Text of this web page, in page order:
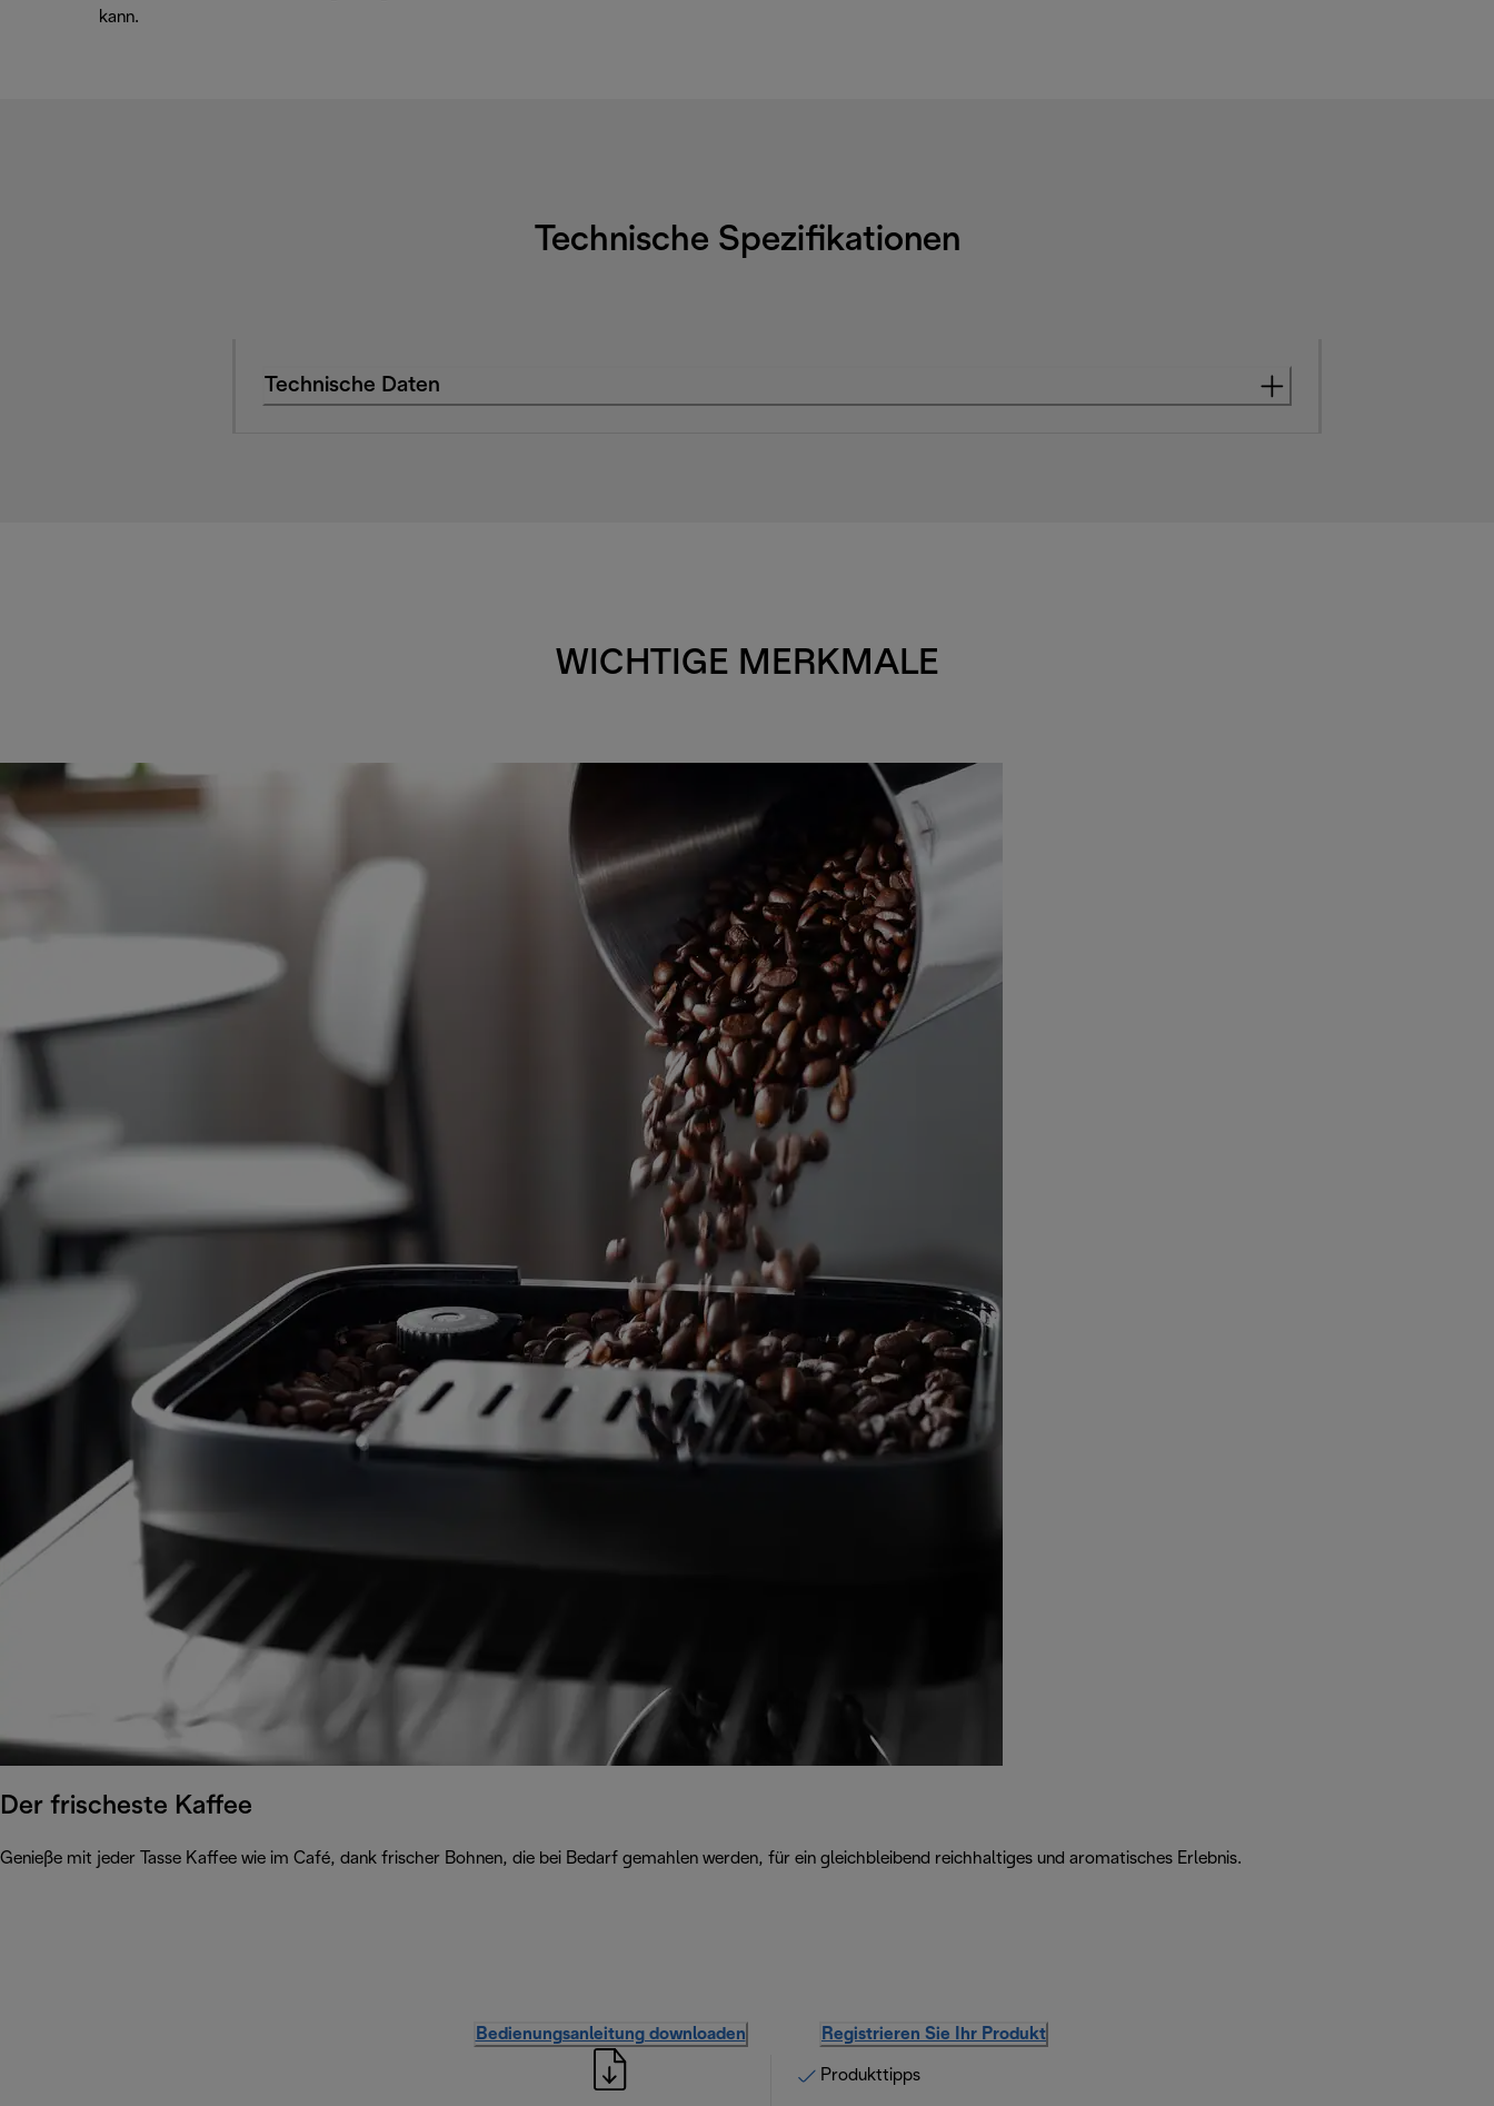
kann.
Technische Spezifikationen
Technische Daten
WICHTIGE MERKMALE
Der frischeste Kaffee
Genieße mit jeder Tasse Kaffee wie im Café, dank frischer Bohnen, die bei Bedarf gemahlen werden, für ein gleichbleibend reichhaltiges und aromatisches Erlebnis.
Bedienungsanleitung downloaden Registrieren Sie Ihr Produkt
Produkttipps